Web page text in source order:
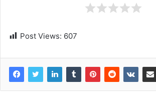
Post Views: 607